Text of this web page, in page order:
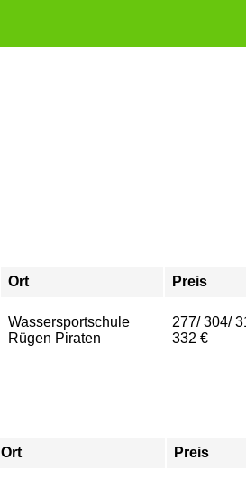
Ort Preis
Wassersportschule
Rügen Piraten
277/ 304/
332 €
Ort Preis